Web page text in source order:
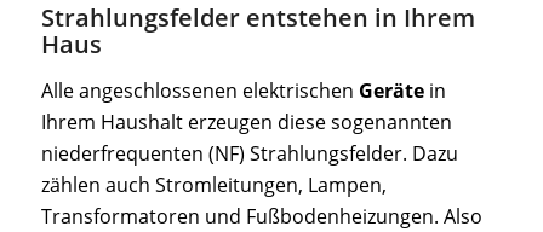
Strahlungsfelder entstehen in Ihrem
Haus
Alle angeschlossenen elektrischen Gerätein
Ihrem Haushalt erzeugen diese sogenannten
niederfrequenten (NF) Strahlungsfelder. Dazu
zählen auch Stromleitungen, Lampen,
Transformatoren und Fußbodenheizungen. Also